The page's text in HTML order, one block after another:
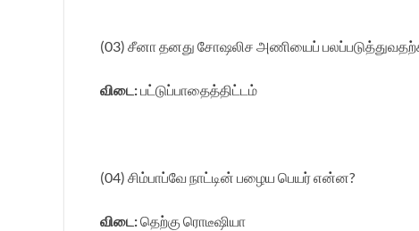
(03) சீனா தனது சோஷலிச அணியைப்
விடை:பட்டுப்பாதைத்திட்டம்
(04) சிம்பாப்வே நாட்டின் பழைய பெயர் என்ன?
விடை:தெற்கு ரொடீஷியா